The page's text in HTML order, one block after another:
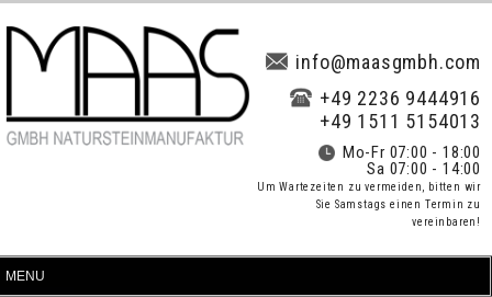
info@maasgmbh.com
+49 2236 9444916
+49 1511 5154013
Mo-Fr 07:00 - 18:00
Sa 07:00 - 14:00
Um Wartezeiten zu vermeiden, bitten wir
Sie Samstags einen Termin zu
vereinbaren!